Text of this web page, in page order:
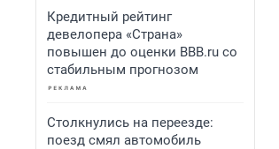
Кредитный рейтинг
девелопера «Страна»
повышен до оценки BBB.ru со
стабильным прогнозом
Столкнулись на переезде:
поезд смял автомобиль